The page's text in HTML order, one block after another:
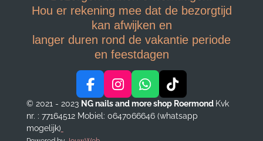
Hou er rekening mee dat de bezorgtijd
kan afwijken en
langer duren rond de vakantie periode
en feestdagen
F
a
c
I
n
s
W
h
a
T
i
k
© 2021 - 2023 NG nails and more shop Roermond Kvk
nr. : 77164512 Mobiel: 0647066646 (whatsapp
mogelijk)